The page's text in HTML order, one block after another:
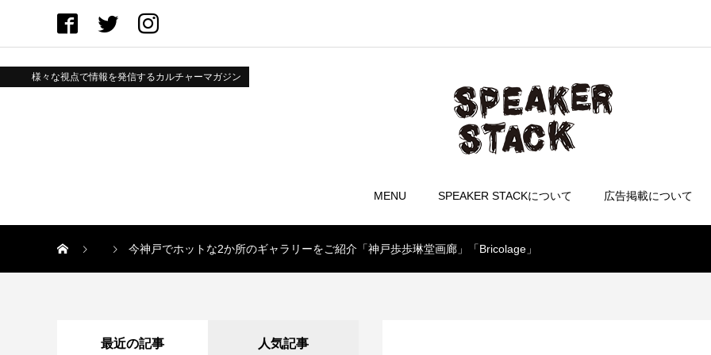
様々な視点で情報を発信するカルチャーマガジン
MENU SPEAKER STACKについて 広告掲載について
今神戸でホットな2か所のギャラリーをご紹介「神戸歩歩琳堂画廊」「Bricolage」
最近の記事 人気記事